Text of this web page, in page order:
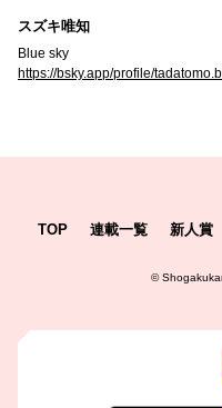
スズキ唯知
Blue sky
https://bsky.app/profile/
TOP 連載一覧 新人賞
©